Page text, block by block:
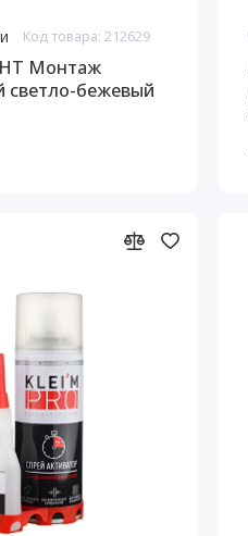
Код товара: 212629
Монтаж
светло-бежевый